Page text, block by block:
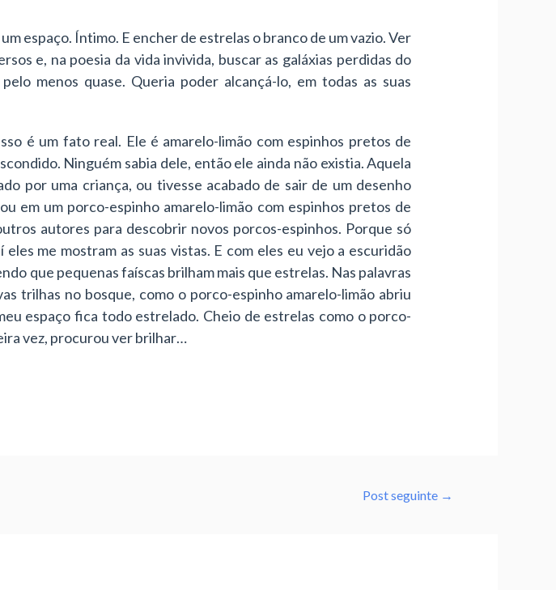
espaço. Íntimo. E encher de estrelas o branco de um vazio. Ver
e, na poesia da vida invivida, buscar as galáxias perdidas do
menos quase. Queria poder alcançá-lo, em todas as suas
é um fato real. Ele é amarelo-limão com espinhos pretos de
Ninguém sabia dele, então ele ainda não existia. Aquela
por uma criança, ou tivesse acabado de sair de um desenho
em um porco-espinho amarelo-limão com espinhos pretos de
autores para descobrir novos porcos-espinhos. Porque só
me mostram as suas vistas. E com eles eu vejo a escuridão
que pequenas faíscas brilham mais que estrelas. Nas palavras
trilhas no bosque, como o porco-espinho amarelo-limão abriu
espaço fica todo estrelado. Cheio de estrelas como o porco-
vez, procurou ver brilhar…
Post seguinte →